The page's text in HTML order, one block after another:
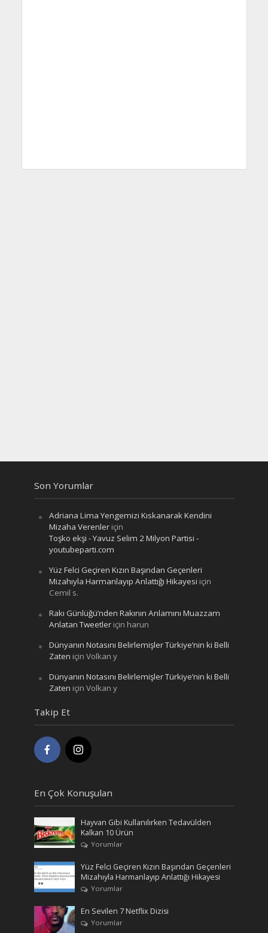
Son Yorumlar
Adriana Lima Yengemizi Kıskanarak Kendini
Mizaha Verenleriçin
Toşko ekşi - Yavuz Selim 2 Milyon Partisi -
youtubeparti.com
Yüz Felci Geçiren Kızın Başından Geçenleri
Mizahıyla Harmanlayıp Anlattığı Hikayesi için
Cemil s.
Rakı Günlüğü’nden Rakının Anlamını Muazzam
Anlatan Tweetleriçin harun
Dünyanın Notasını Belirlemişler Türkiye’nin ki Belli
Zaten için Volkan y
Dünyanın Notasını Belirlemişler Türkiye’nin ki Belli
Zaten için Volkan y
Takip Et
En Çok Konuşulan
Hayvan Gibi Kullanılırken Tedavülden
Kalkan 10 Ürün
Yorumlar
Yüz Felci Geçiren Kızın Başından Geçenleri
Mizahıyla Harmanlayıp Anlattığı Hikayesi
Yorumlar
En Sevilen 7 Netflix Dizisi
Yorumlar